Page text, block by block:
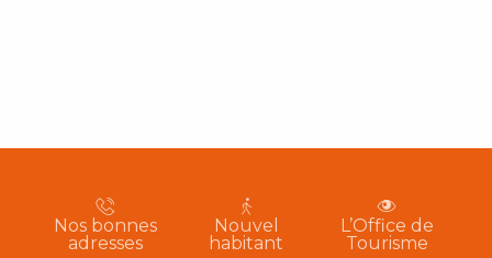
Nos bonnes
adresses
Nouvel
habitant
L’Office de
Tourisme